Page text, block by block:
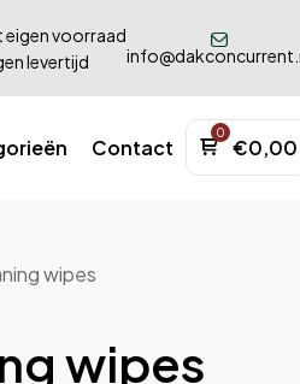
eigen voorraad
levertijd
Contact €0,00
wipes
wipes